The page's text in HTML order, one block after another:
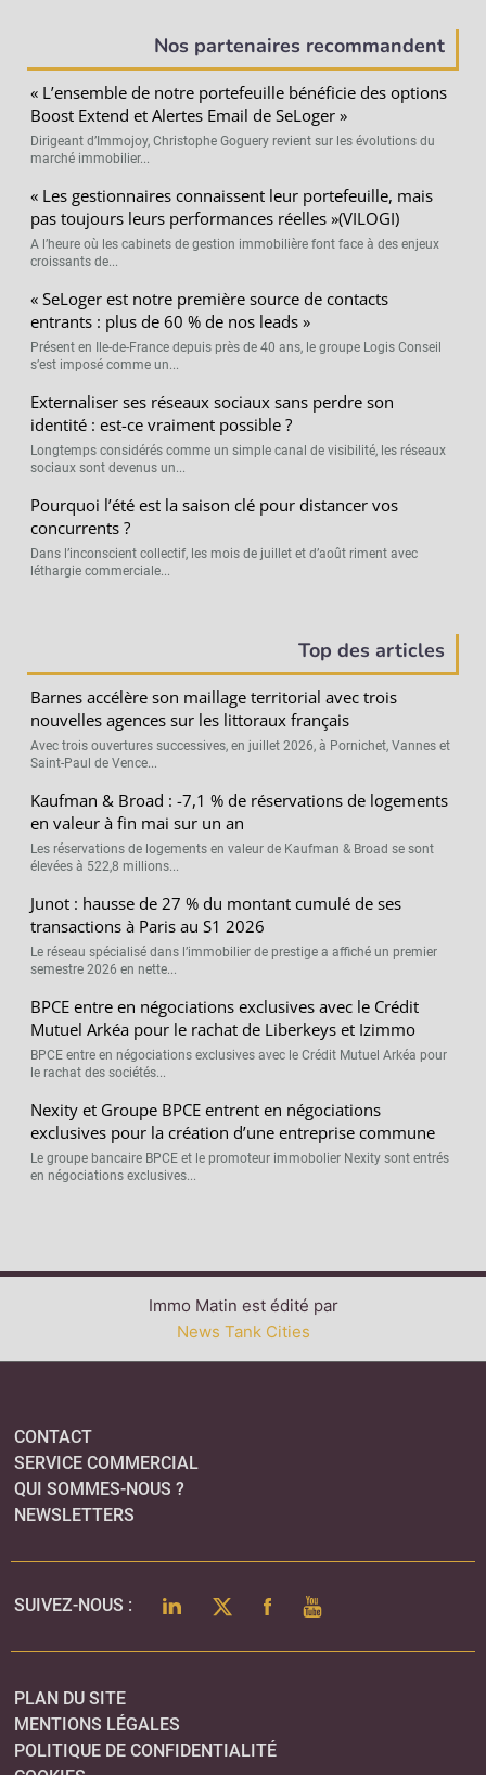
Nos partenaires recommandent
« L’ensemble de notre portefeuille bénéficie des options
Boost Extend et Alertes Email de SeLoger »
Dirigeant d’Immojoy, Christophe Goguery revient sur les évolutions du
marché immobilier...
« Les gestionnaires connaissent leur portefeuille, mais
pas toujours leurs performances réelles »(VILOGI)
A l’heure où les cabinets de gestion immobilière font face à des enjeux
croissants de...
« SeLoger est notre première source de contacts
entrants : plus de 60 % de nos leads »
Présent en Ile-de-France depuis près de 40 ans, le groupe Logis Conseil
s’est imposé comme un...
Externaliser ses réseaux sociaux sans perdre son
identité : est-ce vraiment possible ?
Longtemps considérés comme un simple canal de visibilité, les réseaux
sociaux sont devenus un...
Pourquoi l’été est la saison clé pour distancer vos
concurrents ?
Dans l’inconscient collectif, les mois de juillet et d’août riment avec
léthargie commerciale...
Top des articles
Barnes accélère son maillage territorial avec trois
nouvelles agences sur les littoraux français
Avec trois ouvertures successives, en juillet 2026, à Pornichet, Vannes et
Saint-Paul de Vence...
Kaufman & Broad : -7,1 % de réservations de logements
en valeur à fin mai sur un an
Les réservations de logements en valeur de Kaufman & Broad se sont
élevées à 522,8 millions...
Junot : hausse de 27 % du montant cumulé de ses
transactions à Paris au S1 2026
Le réseau spécialisé dans l’immobilier de prestige a affiché un premier
semestre 2026 en nette...
BPCE entre en négociations exclusives avec le Crédit
Mutuel Arkéa pour le rachat de Liberkeys et Izimmo
BPCE entre en négociations exclusives avec le Crédit Mutuel Arkéa pour
le rachat des sociétés...
Nexity et Groupe BPCE entrent en négociations
exclusives pour la création d’une entreprise commune
Le groupe bancaire BPCE et le promoteur immobolier Nexity sont entrés
en négociations exclusives...
Immo Matin est édité par
News Tank Cities
CONTACT
SERVICE COMMERCIAL
QUI SOMMES-NOUS ?
NEWSLETTERS
SUIVEZ-NOUS : LINKEDINTWITTERFACEBOOK
YOUTUBE
PLAN DU SITE
MENTIONS LÉGALES
POLITIQUE DE CONFIDENTIALITÉ